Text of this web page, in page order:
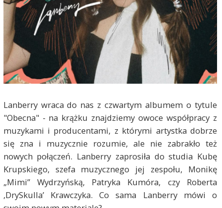
Lanberry wraca do nas z czwartym albumem o tytule
"Obecna" - na krążku znajdziemy owoce współpracy z
muzykami i producentami, z którymi artystka dobrze
się zna i muzycznie rozumie, ale nie zabrakło też
nowych połączeń. Lanberry zaprosiła do studia Kubę
Krupskiego, szefa muzycznego jej zespołu, Monikę
„Mimi” Wydrzyńską, Patryka Kumóra, czy Roberta
‚DrySkulla’ Krawczyka. Co sama Lanberry mówi o